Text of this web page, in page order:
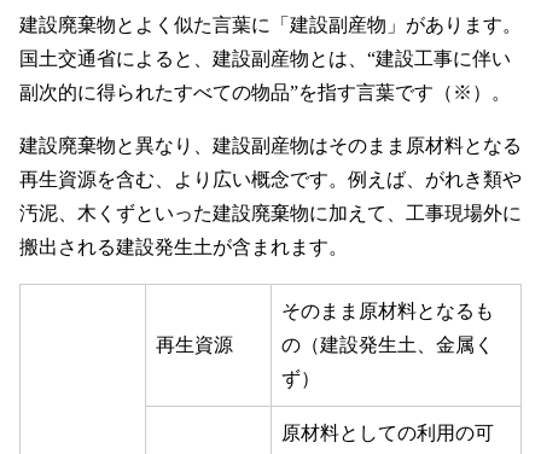
建設廃棄物とよく似た言葉に「建設副産物」があります。
国土交通省によると、建設副産物とは、“建設工事に伴い
副次的に得られたすべての物品”を指す言葉です（※）。
建設廃棄物と異なり、建設副産物はそのまま原材料となる
再生資源を含む、より広い概念です。例えば、がれき類や
汚泥、木くずといった建設廃棄物に加えて、工事現場外に
搬出される建設発生土が含まれます。
再生資源
そのまま原材料となるも
の（建設発生土、金属く
ず）
原材料としての利用の可